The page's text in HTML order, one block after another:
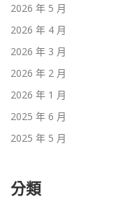
2026 年 5 月
2026 年 4 月
2026 年 3 月
2026 年 2 月
2026 年 1 月
2025 年 6 月
2025 年 5 月
分類